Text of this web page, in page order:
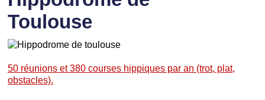
Toulouse
50 réunions et 380 courses hippiques par an (trot, plat,
obstacles).